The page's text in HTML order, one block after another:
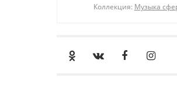
Коллекция: Музыка